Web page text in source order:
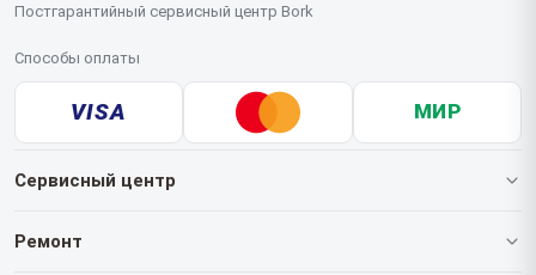
Постгарантийный сервисный центр Bork
Способы оплаты
VISA МИР
Сервисный центр
О нашем сервисе
Ремонт